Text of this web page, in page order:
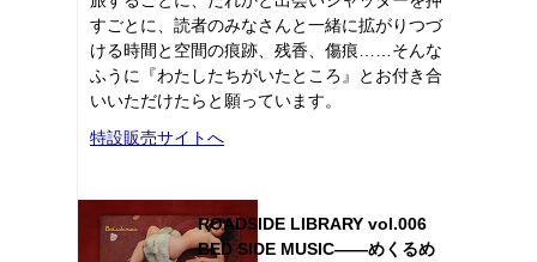
すごとに、読者のみなさんと一緒に拡がりつづ
ける時間と空間の痕跡、残香、傷痕……そんな
ふうに『わたしたちがいたところ』とお付き合
いいただけたらと願っています。
特設販売サイトへ
ROADSIDE LIBRARY vol.006
BED SIDE MUSIC――めくるめ